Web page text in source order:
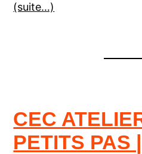
(suite…)
CEC
PETITS PAS